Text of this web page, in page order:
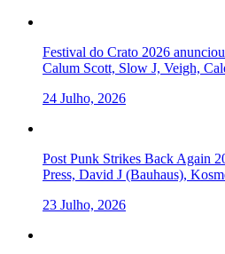
Festival do Crato 2026
Calum Scott, Slow J, Veigh,
24 Julho, 2026
Post Punk Strikes Back Again
Press, David J (Bauhaus),
23 Julho, 2026